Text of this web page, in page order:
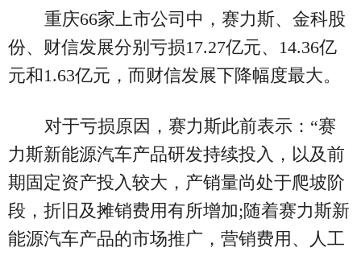
重庆66家上市公司中，赛力斯、金科股
份、财信发展分别亏损17.27亿元、14.36亿
元和1.63亿元，而财信发展下降幅度最大。
对于亏损原因，赛力斯此前表示：“赛
力斯新能源汽车产品研发持续投入，以及前
期固定资产投入较大，产销量尚处于爬坡阶
段，折旧及摊销费用有所增加;随着赛力斯新
能源汽车产品的市场推广，营销费用、人工